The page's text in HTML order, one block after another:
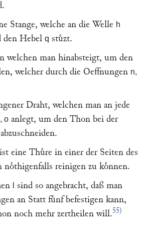
Stange, welche an die Welle h
den Hebel q stuͤzt.
welchen man hinabsteigt, um den
welcher durch die Oeffnungen n,
Draht, welchen man an jede
o anlegt, um den Thon bei der
ist eine Thuͤre in einer der Seiten des
noͤthigenfalls reinigen zu koͤnnen.
sind so angebracht, daß man
an Statt fuͤnf befestigen kann,
noch mehr zertheilen will.55)